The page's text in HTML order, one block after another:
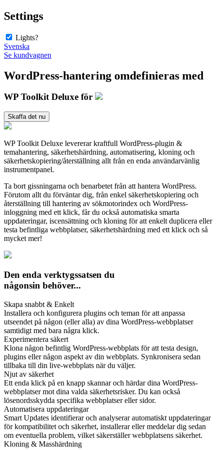
Settings
Lights?
Svenska
Se kundvagnen
WordPress-hantering omdefinieras med
WP Toolkit Deluxe för
Skaffa det nu
WP Toolkit Deluxe levererar kraftfull WordPress-plugin &
temahantering, säkerhetshärdning, automatisering, kloning och
säkerhetskopiering/återställning allt från en enda användarvänlig
instrumentpanel.
Ta bort gissningarna och benarbetet från att hantera WordPress.
Förutom allt du förväntar dig, från enkel säkerhetskopiering och
återställning till hantering av sökmotorindex och WordPress-
inloggning med ett klick, får du också automatiska smarta
uppdateringar, iscensättning och kloning för att enkelt duplicera eller
testa befintliga webbplatser, säkerhetshärdning med ett klick och så
mycket mer!
Den enda verktygssatsen du
någonsin behöver...
Skapa snabbt & Enkelt
Installera och konfigurera plugins och teman för att anpassa
utseendet på någon (eller alla) av dina WordPress-webbplatser
samtidigt med bara några klick.
Experimentera säkert
Klona någon befintlig WordPress-webbplats för att testa design,
plugins eller någon aspekt av din webbplats. Synkronisera sedan
tillbaka till din live-webbplats när du väljer.
Njut av säkerhet
Ett enda klick på en knapp skannar och härdar dina WordPress-
webbplatser mot dina valda säkerhetsrisker. Du kan också
lösenordsskydda specifika webbplatser eller sidor.
Automatisera uppdateringar
Smart Updates identifierar och analyserar automatiskt uppdateringar
för kompatibilitet och säkerhet, installerar eller meddelar dig sedan
om eventuella problem, vilket säkerställer webbplatsens säkerhet.
Kloning & Masshärdning